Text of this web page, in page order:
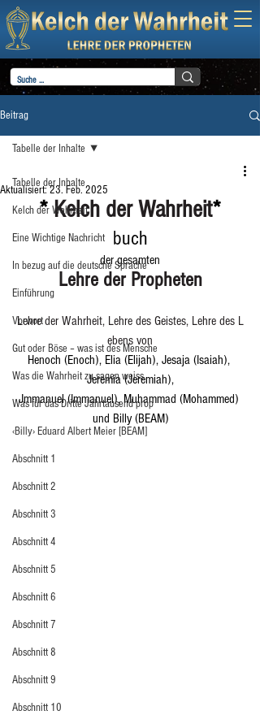
Beitrag
Tabelle der Inhalte
Kelch der Wahrheit
Eine Wichtige Nachricht
In bezug auf die deutsche Sprache
Einführung
Vorwort
Gut oder Böse – was ist des Mensche
Was die Wahrheit zu sagen weiss
Was für das Dritte Jahrtausend prop
‹Billy› Eduard Albert Meier [BEAM]
Abschnitt 1
Abschnitt 2
Abschnitt 3
Abschnitt 4
Abschnitt 5
Abschnitt 6
Abschnitt 7
Abschnitt 8
Abschnitt 9
Abschnitt 10
Tabelle der Inhalte
Aktualisiert:23. Feb. 2025
* Kelch der Wahrheit*
buch
der gesamten
Lehre der Propheten
Lehre der Wahrheit, Lehre des Geistes, Lehre des L
ebens von
Henoch (Enoch), Elia (Elijah), Jesaja (Isaiah),
Jeremia (Jeremiah),
Jmmanuel (Immanuel), Muhammad (Mohammed)
und Billy (BEAM)